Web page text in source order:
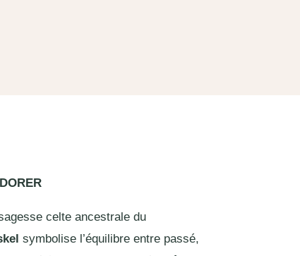
celte ancestrale du
symbolise l’équilibre entre passé,